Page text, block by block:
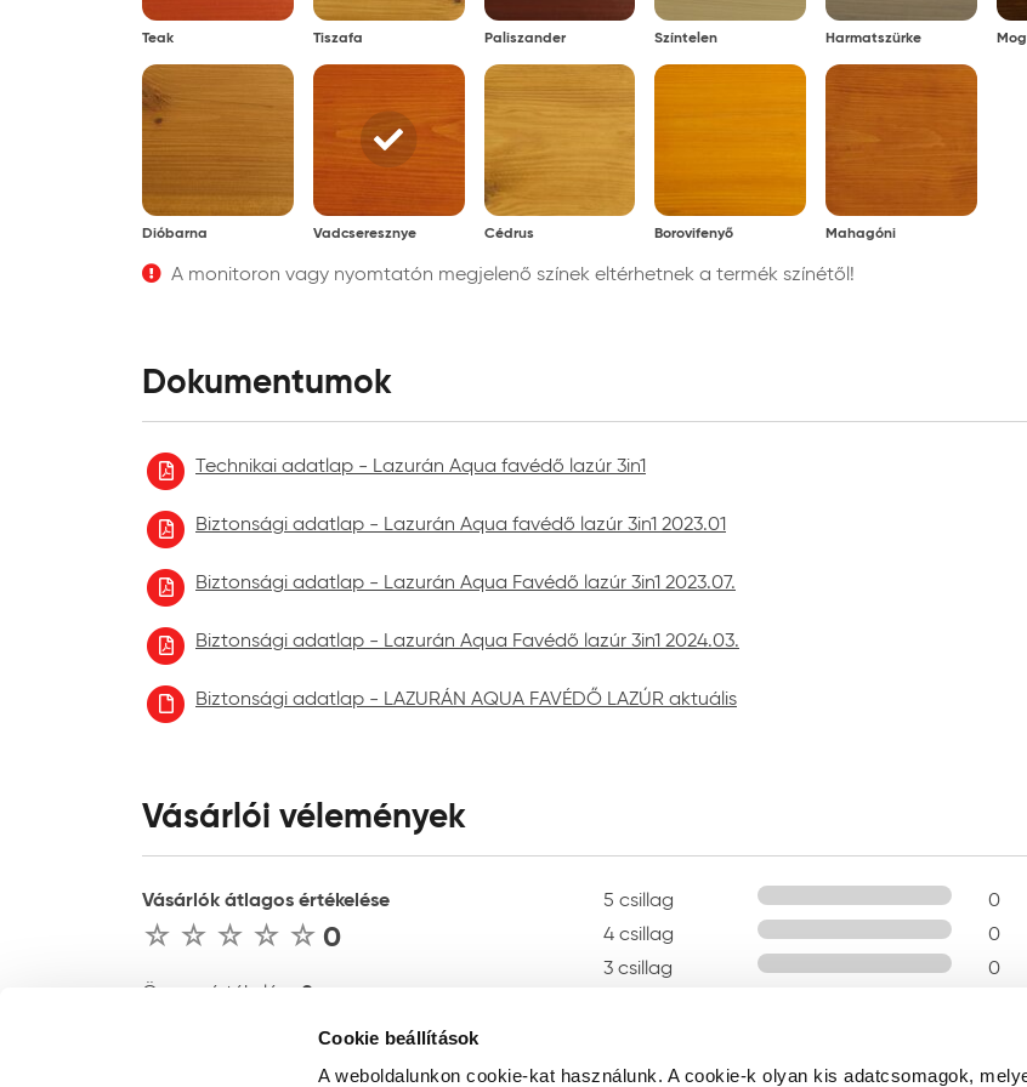
Cookie beállítások
A weboldalunkon cookie-kat használunk. A cookie-k olyan kis adatcsomagok,
Tárolási mód: eredeti csomagolásban, tűző naptól, fagytól védve
Teak Tiszafa Paliszander Színtelen Harmatszürke
Dióbarna Vadcseresznye Cédrus Borovifenyő Mahagóni
A monitoron vagy nyomtatón megjelenő színek eltérhetnek a termék színétől!
Dokumentumok
Technikai adatlap - Lazurán Aqua favédő lazúr 3in1
Biztonsági adatlap - Lazurán Aqua favédő lazúr 3in1 2023.01
Biztonsági adatlap - Lazurán Aqua Favédő lazúr 3in1 2023.07.
Biztonsági adatlap - Lazurán Aqua Favédő lazúr 3in1 2024.03.
Biztonsági adatlap - LAZURÁN AQUA FAVÉDŐ LAZÚR aktuális
Vásárlói vélemények
Vásárlók átlagos értékelése
0
Összes értékelés : 0
ÉRTÉKELÉS ÍRÁSA
5 csillag
0
4 csillag
0
3 csillag
0